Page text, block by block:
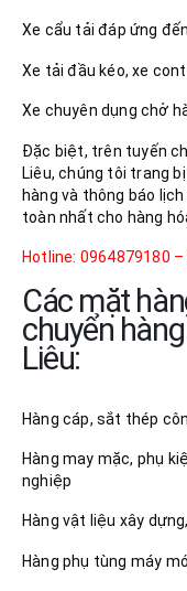
Xe cẩu tải đáp ứng
Xe tải đầu kéo, xe
Xe chuyên dụng chở
Đặc biệt, trên tuyến
Liêu, chúng tôi trang
hàng và thông báo
toàn nhất cho hàng
Hotline: 0964879180
Các mặt
chuyển
Liêu:
Hàng cáp, sắt thép
Hàng may mặc, phụ
nghiệp
Hàng vật liệu xây
Hàng phụ tùng máy